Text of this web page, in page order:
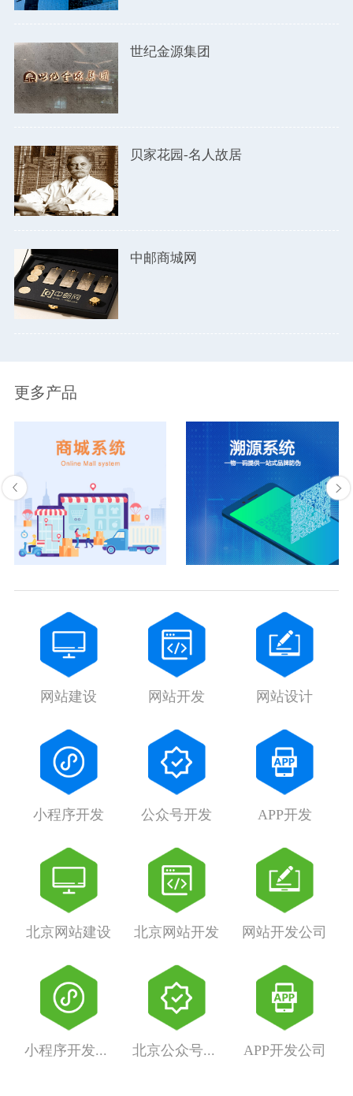
世纪金源集团
贝家花园-名人故居
中邮商城网
更多产品
网站建设 网站开发 网站设计
小程序开发 公众号开发 APP开发
北京网站建设 北京网站开发 网站开发公司
APP开发公司